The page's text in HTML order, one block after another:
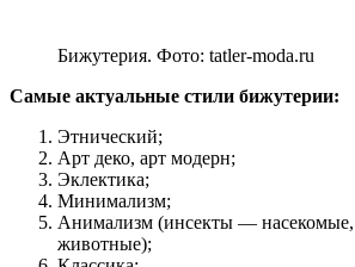
Бижутерия. Фото: tatler-moda.ru
Самые актуальные стили бижутерии:
Этнический;
Арт деко, арт модерн;
Эклектика;
Минимализм;
Анимализм (инсекты — насекомые,
животные);